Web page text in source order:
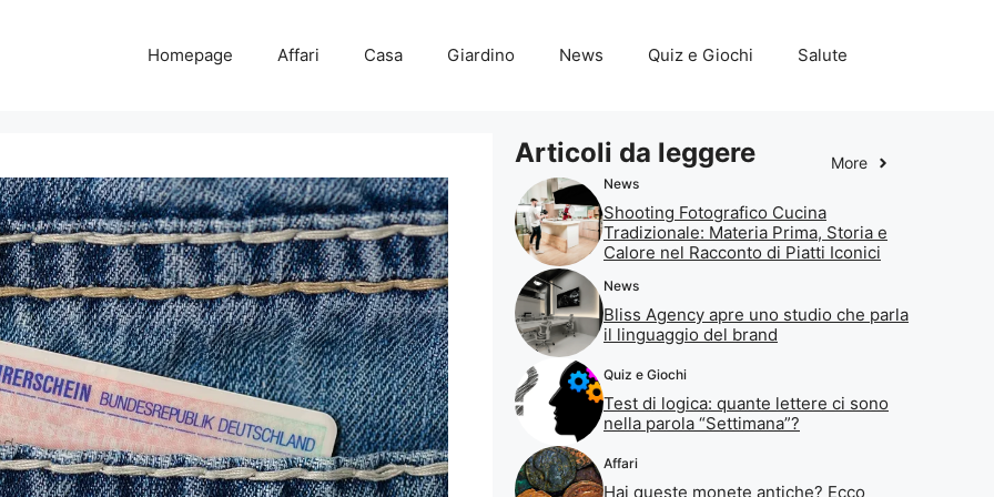
Homepage Affari Casa Giardino News Quiz e Giochi Salute
Articoli da leggere More
News
Shooting Fotografico Cucina
Tradizionale: Materia Prima, Storia e
Calore nel Racconto di Piatti Iconici
News
Bliss Agency apre uno studio che parla
il linguaggio del brand
Quiz e Giochi
Test di logica: quante lettere ci sono
nella parola “Settimana”?
Affari
Hai queste monete antiche? Ecco